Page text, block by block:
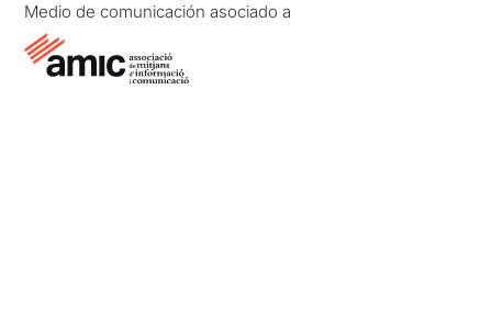
Medio de comunicación asociado a